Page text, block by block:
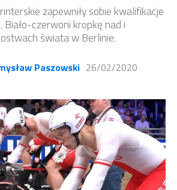
zapewniły sobie kwalifikacje
Biało-czerwoni kropkę nad i
świata w Berlinie.
Paszowski 26/02/2020